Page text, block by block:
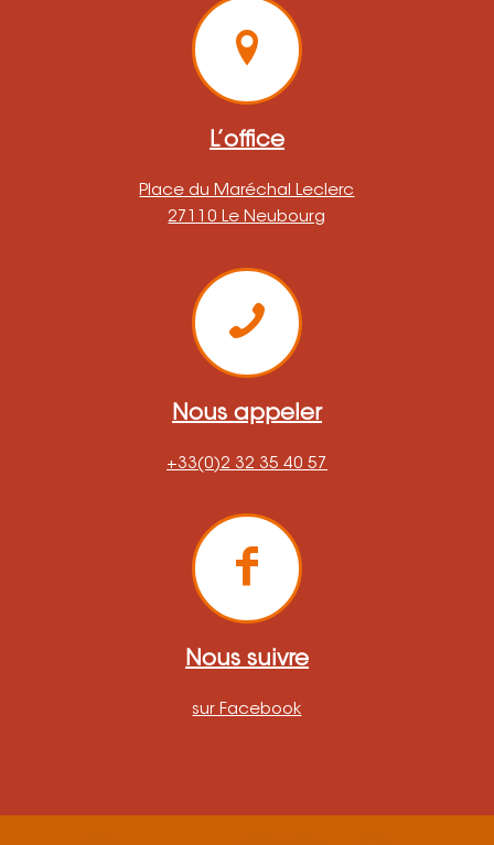
L’office
Place du Maréchal Leclerc
27110 Le Neubourg
Nous appeler
+33(0)2 32 35 40 57
Nous suivre
sur Facebook